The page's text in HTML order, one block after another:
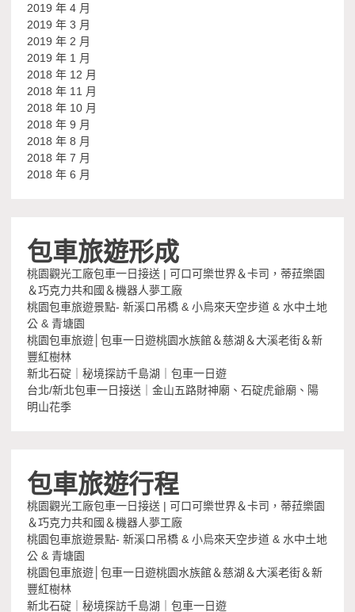
2019 年 4 月
2019 年 3 月
2019 年 2 月
2019 年 1 月
2018 年 12 月
2018 年 11 月
2018 年 10 月
2018 年 9 月
2018 年 8 月
2018 年 7 月
2018 年 6 月
包車旅遊形成
桃園觀光工廠包車一日接送 | 可口可樂世界＆卡司，蒂菈樂園
＆巧克力共和國＆機器人夢工廠
桃園包車旅遊景點- 新溪口吊橋 & 小烏來天空步道 & 水中土地
公 & 青塘園
桃園包車旅遊│包車一日遊桃園水族館＆慈湖＆大溪老街＆新
豐紅樹林
新北石碇｜秘境探訪千島湖｜包車一日遊
台北/新北包車一日接送｜金山五路財神廟、石碇虎爺廟、陽
明山花季
包車旅遊行程
桃園觀光工廠包車一日接送 | 可口可樂世界＆卡司，蒂菈樂園
＆巧克力共和國＆機器人夢工廠
桃園包車旅遊景點- 新溪口吊橋 & 小烏來天空步道 & 水中土地
公 & 青塘園
桃園包車旅遊│包車一日遊桃園水族館＆慈湖＆大溪老街＆新
豐紅樹林
新北石碇｜秘境探訪千島湖｜包車一日遊